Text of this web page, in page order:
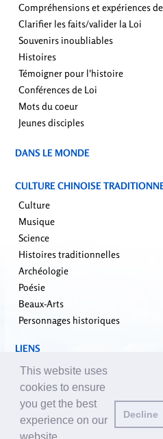
Compréhensions et expériences
Clarifier les faits/valider la Loi
Souvenirs inoubliables
Histoires
Témoigner pour l'histoire
Conférences de Loi
Mots du coeur
Jeunes disciples
DANS LE MONDE
CULTURE CHINOISE
Culture
Musique
Science
Histoires traditionnelles
Archéologie
Poésie
Beaux-Arts
Personnages historiques
LIENS
falundafa.org
faluninfo.net
minghui.org
pureinsight.org
This website uses
cookies to ensure
you get the best
experience on our
website.
Decline